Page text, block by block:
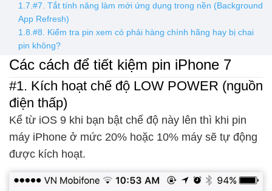
1.7.#7. Tắt tính năng làm mới ứng dụng trong nền (Background
App Refresh)
1.8.#8. Kiểm tra pin xem có phải hàng chính hãng hay bị chai
pin không?
Các cách để tiết kiệm pin iPhone 7
#1. Kích hoạt chế độ LOW POWER (nguồn
điện thấp)
Kể từ iOS 9 khi bạn bật chế độ này lên thì khi pin
máy iPhone ở mức 20% hoặc 10% máy sẽ tự động
được kích hoạt.